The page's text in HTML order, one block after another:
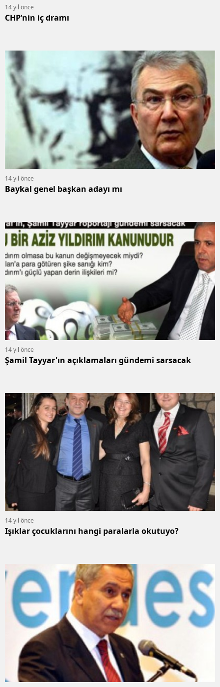
14 yıl önce
CHP’nin iç dramı
14 yıl önce
Baykal genel başkan adayı mı
14 yıl önce
Şamil Tayyar'ın açıklamaları gündemi sarsacak
14 yıl önce
Işıklar çocuklarını hangi paralarla okutuyo?